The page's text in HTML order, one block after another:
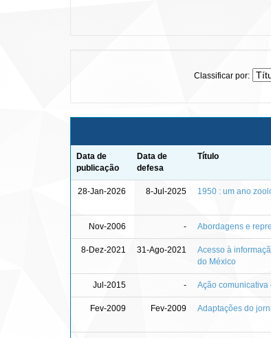
Classificar por:
Data de
publicação
Data de
defesa
Título
28-Jan-2026 8-Jul-2025 1950 : um ano
Nov-2006 - Abordagens e
8-Dez-2021 31-Ago-2021
Acesso à
do México
Jul-2015 - Ação
Fev-2009 Fev-2009 Adaptações do